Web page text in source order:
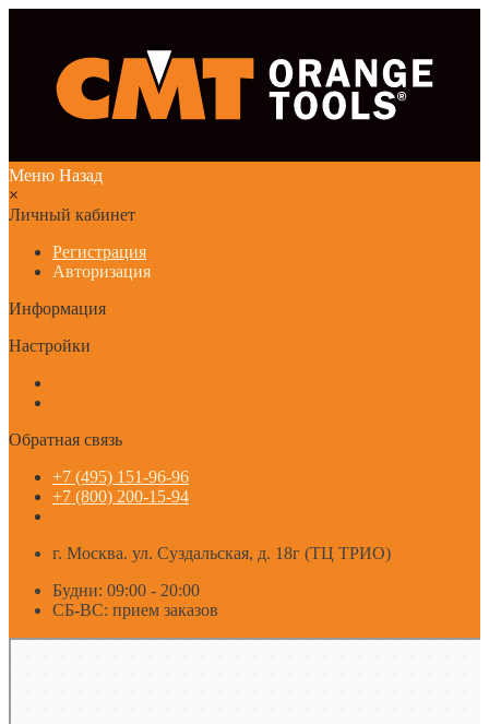
Меню Назад
×
Личный кабинет
Регистрация
Авторизация
Информация
Настройки
Обратная связь
+7 (495) 151-96-96
+7 (800) 200-15-94
г. Москва. ул. Суздальская, д. 18г (ТЦ ТРИО)
Будни: 09:00 - 20:00
СБ-ВС: прием заказов